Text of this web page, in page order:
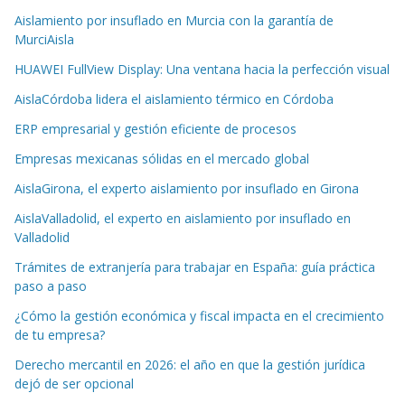
Aislamiento por insuflado en Murcia con la garantía de
MurciAisla
HUAWEI FullView Display: Una ventana hacia la perfección visual
AislaCórdoba lidera el aislamiento térmico en Córdoba
ERP empresarial y gestión eficiente de procesos
Empresas mexicanas sólidas en el mercado global
AislaGirona, el experto aislamiento por insuflado en Girona
AislaValladolid, el experto en aislamiento por insuflado en
Valladolid
Trámites de extranjería para trabajar en España: guía práctica
paso a paso
¿Cómo la gestión económica y fiscal impacta en el crecimiento
de tu empresa?
Derecho mercantil en 2026: el año en que la gestión jurídica
dejó de ser opcional